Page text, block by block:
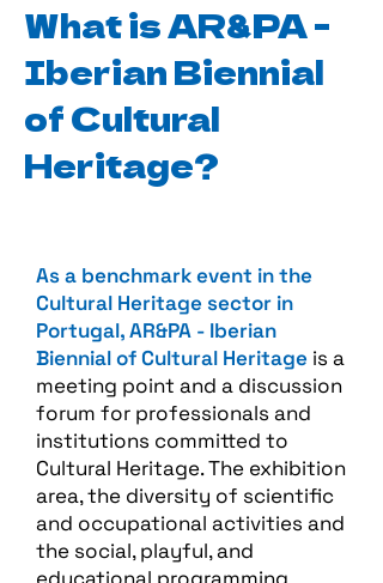
What is AR&PA -
Iberian Biennial
of Cultural
Heritage?
As a benchmark event in the
Cultural Heritage sector in
Portugal, AR&PA - Iberian
Biennial of Cultural Heritage is a
meeting point and a discussion
forum for professionals and
institutions committed to
Cultural Heritage. The exhibition
area, the diversity of scientific
and occupational activities and
the social, playful, and